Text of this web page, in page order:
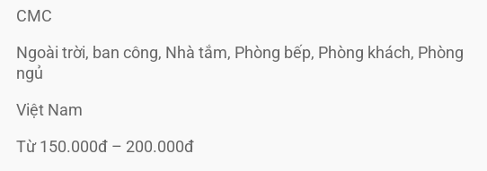
CMC
Ngoài trời, ban công, Nhà tắm, Phòng bếp, Phòng khách, Phòng
ngủ
Việt Nam
Từ 150.000đ – 200.000đ